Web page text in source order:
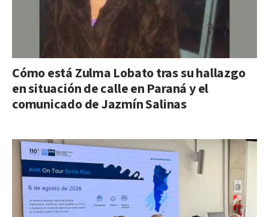
Cómo está Zulma Lobato tras su hallazgo
en situación de calle en Paraná y el
comunicado de Jazmín Salinas